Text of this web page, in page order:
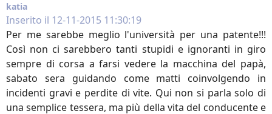
katia
Inserito il 12-11-2015 11:30:19
Per me sarebbe meglio l'università per una patente!!!
Così non ci sarebbero tanti stupidi e ignoranti in giro
sempre di corsa a farsi vedere la macchina del papà,
sabato sera guidando come matti coinvolgendo in
incidenti gravi e perdite di vite. Qui non si parla solo di
una semplice tessera, ma più della vita del conducente e